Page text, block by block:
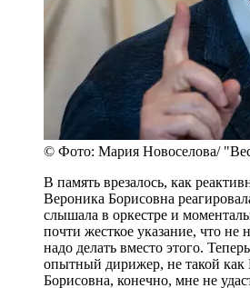
© Фото: Мария Новоселова/
В память врезалось, как
Вероника Борисовна
слышала в оркестре и
почти жесткое указание, что не
надо делать вместо этого.
опытный дирижер, не такой как
Борисовна, конечно, мне не